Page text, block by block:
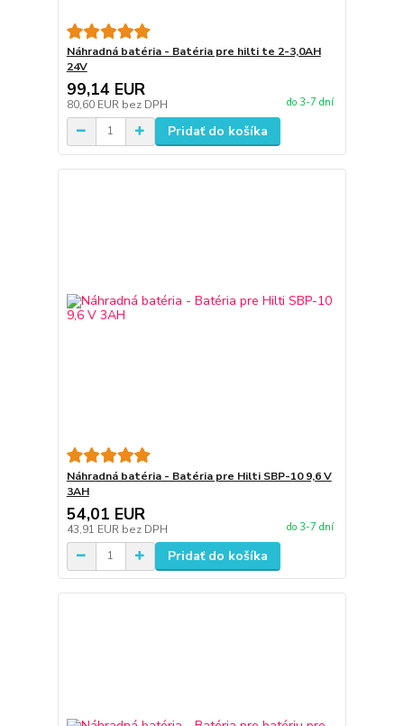
Náhradná batéria - Batéria pre hilti te 2-3,0AH
24V
99,14 EUR
80,60 EUR bez DPH do 3-7 dní
Pridať do košíka
Náhradná batéria - Batéria pre Hilti SBP-10 9,6 V
3AH
54,01 EUR
43,91 EUR bez DPH do 3-7 dní
Pridať do košíka